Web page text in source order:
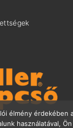
élmény érdekében
használatával,